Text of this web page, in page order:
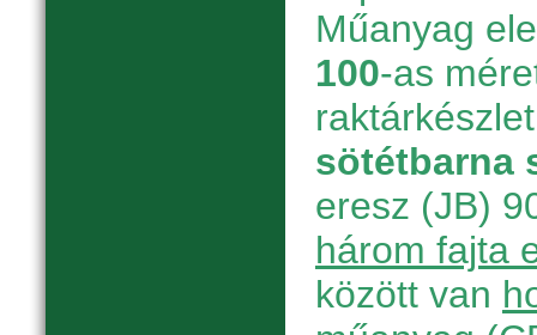
Műanyag
100-as
sötétbarna
eresz (JB)
három fajta
között van